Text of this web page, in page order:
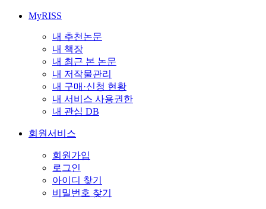
MyRISS
내 추천논문
내 책장
내 최근 본 논문
내 저작물관리
내 구매·신청 현황
내 서비스 사용권한
내 관심 DB
회원서비스
회원가입
로그인
아이디 찾기
비밀번호 찾기